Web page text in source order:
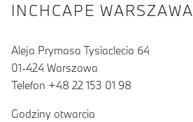
INCHCAPE WARSZAWA
Aleja Prymasa Tysiaclecia 64
01-424 Warszawa
Telefon +48 22 153 01 98
Godziny otwarcia